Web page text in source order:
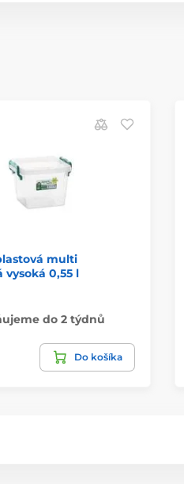
multi
vysoká 0,55 l
do 2 týdnů
Do košíka